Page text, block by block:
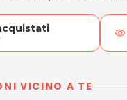
visibility
VICINO A TE